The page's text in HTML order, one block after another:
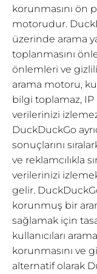
korunmasını ön
motorudur.
üzerinde arama
toplanmasını
önlemleri ve
arama motoru,
bilgi toplamaz,
verilerinizi
DuckDuckGo
sonuçlarını
ve reklamcılıkla
verilerinizi
gelir.
korunmuş bir
sağlamak için
kullanıcıları
korunmasını ve
alternatif olarak